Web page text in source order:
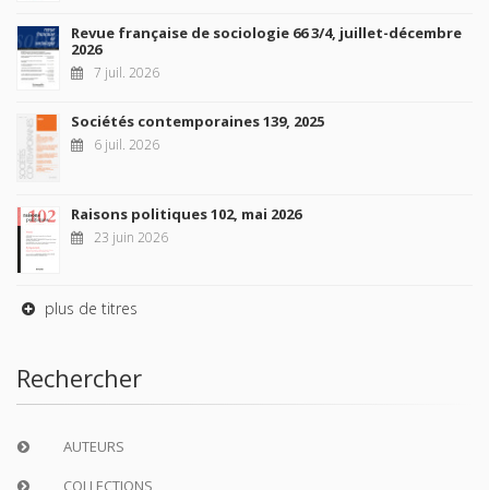
Revue française de sociologie 66 3/4, juillet-décembre
2026
7 juil. 2026
Sociétés contemporaines 139, 2025
6 juil. 2026
Raisons politiques 102, mai 2026
23 juin 2026
plus de titres
Rechercher
AUTEURS
COLLECTIONS